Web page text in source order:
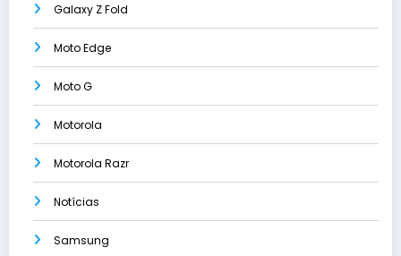
Galaxy Z Fold
Moto Edge
Moto G
Motorola
Motorola Razr
Notícias
Samsung